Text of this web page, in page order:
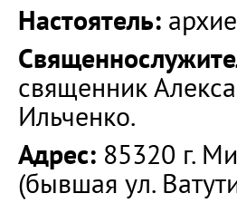
Настоятель:
священник
Ильченко.
Адрес: 85320 г.
(бывшая ул.